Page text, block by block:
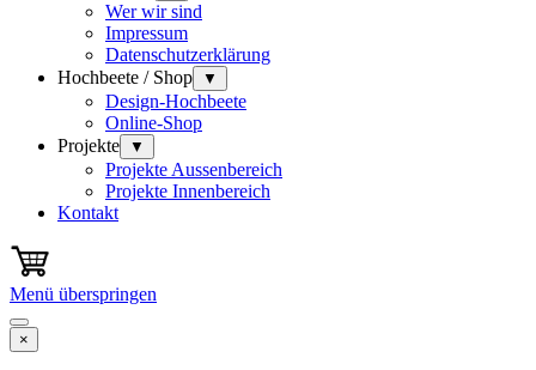
Wer wir sind
Impressum
Datenschutzerklärung
Hochbeete / Shop
▼
Design-Hochbeete
Online-Shop
Projekte
▼
Projekte Aussenbereich
Projekte Innenbereich
Kontakt
Menü überspringen
×